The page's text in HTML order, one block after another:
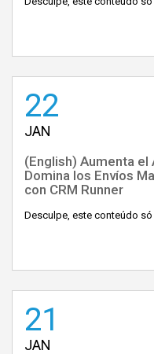
22
JAN
(English) Aumenta
Domina los Envíos
con CRM Runner
Desculpe, este conteúdo só
21
JAN